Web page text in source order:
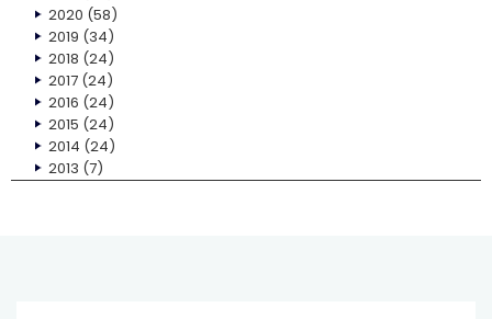
2020 (58)
2019 (34)
2018 (24)
2017(24)
2016 (24)
2015 (24)
2014 (24)
2013 (7)